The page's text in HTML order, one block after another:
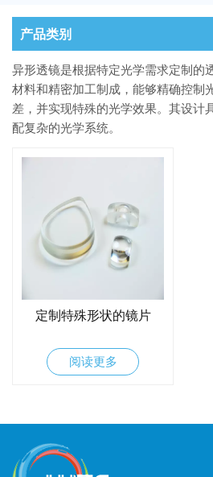
产品类别
异形透镜是根据特定光学需求定制的
材料和精密加工制成，能够精确控制
差，并实现特殊的光学效果。其设计
配复杂的光学系统。
定制特殊形状的镜片
阅读更多